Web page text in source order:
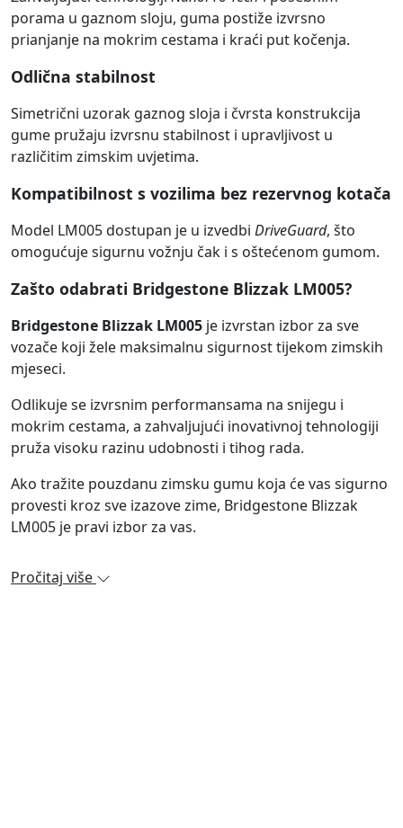
porama u gaznom sloju, guma postiže izvrsno
prianjanje na mokrim cestama i kraći put kočenja.
Odlična stabilnost
Simetrični uzorak gaznog sloja i čvrsta konstrukcija
gume pružaju izvrsnu stabilnost i upravljivost u
različitim zimskim uvjetima.
Kompatibilnost s vozilima bez rezervnog kotača
Model LM005 dostupan je u izvedbi DriveGuard, što
omogućuje sigurnu vožnju čak i s oštećenom gumom.
Zašto odabrati Bridgestone Blizzak LM005?
Bridgestone Blizzak LM005 je izvrstan izbor za sve
vozače koji žele maksimalnu sigurnost tijekom zimskih
mjeseci.
Odlikuje se izvrsnim performansama na snijegu i
mokrim cestama, a zahvaljujući inovativnoj tehnologiji
pruža visoku razinu udobnosti i tihog rada.
Ako tražite pouzdanu zimsku gumu koja će vas sigurno
provesti kroz sve izazove zime, Bridgestone Blizzak
LM005 je pravi izbor za vas.
Pročitaj više